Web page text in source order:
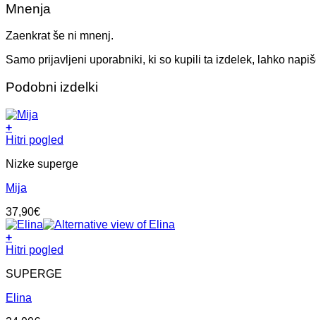
Mnenja
Zaenkrat še ni mnenj.
Samo prijavljeni uporabniki, ki so kupili ta izdelek, lahko
Podobni izdelki
+
Ta
ima
različic.
lahko
izberete
na
strani
Hitri pogled
Nizke superge
Mija
37,90€
+
Ta
ima
različic.
Hitri pogled
SUPERGE
Elina